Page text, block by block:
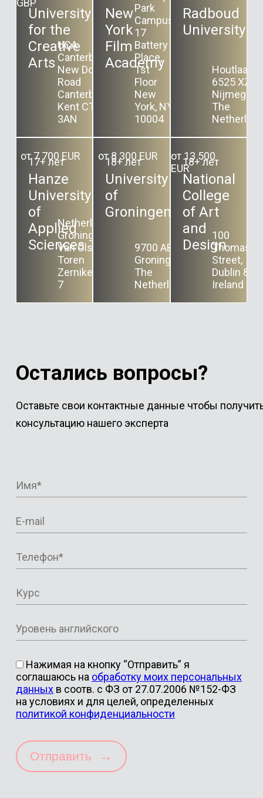
University
for the
Creative
Arts
GBP
UCA
Canterbury
New Dover
Road
Canterbury
Kent CT1
3AN
New
York
Film
Academy
Park
Campus
17
Battery
Place,
1st
Floor
New
York, NY
10004
Radboud
University
Houtlaan 4
6525 XZ
Nijmegen
The
17+ лет
Hanze
University
of
Applied
Sciences
от 7 700 EUR
Netherlands,
Groningen,
Van Olst
Toren
Zernikeplein
7
18+ лет
University
of
Groningen
от 8 300 EUR
9700 AB
Groningen,
The
Netherlands
18+ лет
National
College
of Art
and
Design
от 13 500
EUR
100
Thomas
Street,
Dublin 8,
Ireland
Остались вопросы?
Оставьте свои контактные данные чтобы
консультацию нашего эксперта
Нажимая на кнопку “Отправить” я
соглашаюсь на обработку моих персональных
данныхв соотв. с ФЗ от 27.07.2006 №152-ФЗ
на условиях и для целей, определенных
политикой конфиденциальности
Отправить →